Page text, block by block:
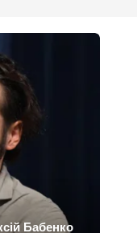
Бабенко